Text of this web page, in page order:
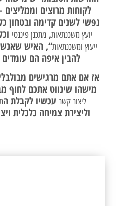
לקוחות מרוצים
נפשי לשנים קדימה ובטחון
יועץ משכנתאות, מתכנן פיננסי
ייעוץ ומשכנתאות“, האיש
להבין איפה הם
אז אם אתם מרגישים
מישהו שינווט אתכם לחוף
ליצור קשר עכשיו לקבלת ה
וליצירת צמיחה כלכלית